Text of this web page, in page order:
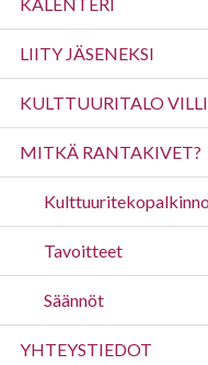
LIITY JÄSENEKSI
KULTTUURITALO VILLI
MITKÄ RANTAKIVET?
Tavoitteet
Säännöt
YHTEYSTIEDOT